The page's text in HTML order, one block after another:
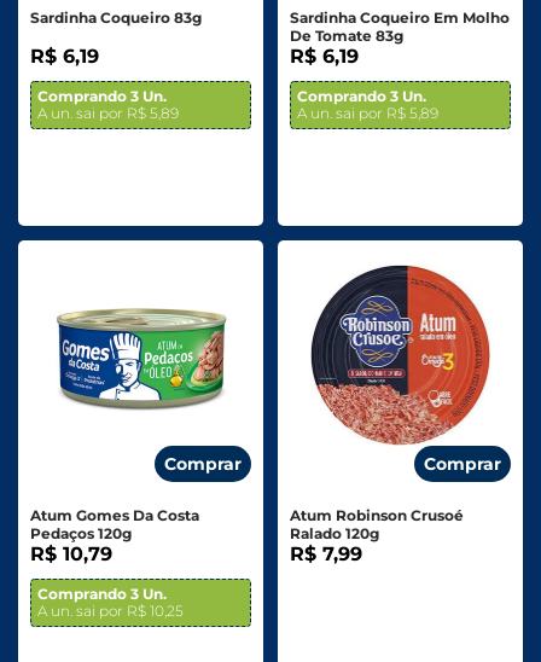
Sardinha Coqueiro 83g
R$ 6,19
Comprando 3 Un.
A un. sai por R$ 5,89
Sardinha Coqueiro Em Molho
De Tomate 83g
R$ 6,19
Comprando 3 Un.
A un. sai por R$ 5,89
Comprar
Atum Gomes Da Costa
Pedaços 120g
R$ 10,79
Comprando 3 Un.
A un. sai por R$ 10,25
Comprar
Atum Robinson Crusoé
Ralado 120g
R$ 7,99